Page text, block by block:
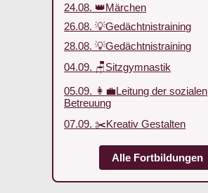
24.08. 👑Märchen
26.08. 💡Gedächtnistraining
28.08. 💡Gedächtnistraining
04.09. 🪑Sitzgymnastik
05.09. 👩‍💼Leitung der sozialen
Betreuung
07.09. ✂️Kreativ Gestalten
Alle Fortbildungen